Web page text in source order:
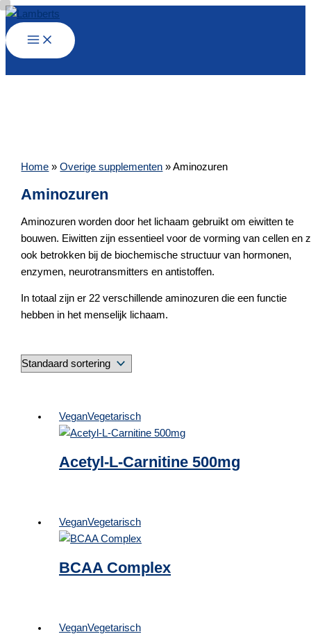
Ga
naar
de
Home »Overige supplementen »Aminozuren
Aminozuren
Aminozuren worden door het lichaam gebruikt om eiwitten te
bouwen. Eiwitten zijn essentieel voor de vorming van cellen en
ook betrokken bij de biochemische structuur van hormonen,
enzymen, neurotransmitters en antistoffen.
In totaal zijn er 22 verschillende aminozuren die een functie
hebben in het menselijk lichaam.
VeganVegetarisch
Acetyl-L-Carnitine 500mg
VeganVegetarisch
BCAA Complex
VeganVegetarisch